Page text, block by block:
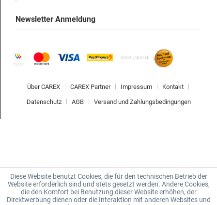
Newsletter Anmeldung
Über CAREX CAREX Partner Impressum Kontakt
Datenschutz AGB Versand und Zahlungsbedingungen
Diese Website benutzt Cookies, die für den technischen Betrieb der
Website erforderlich sind und stets gesetzt werden. Andere Cookies,
die den Komfort bei Benutzung dieser Website erhöhen, der
Direktwerbung dienen oder die Interaktion mit anderen Websites und